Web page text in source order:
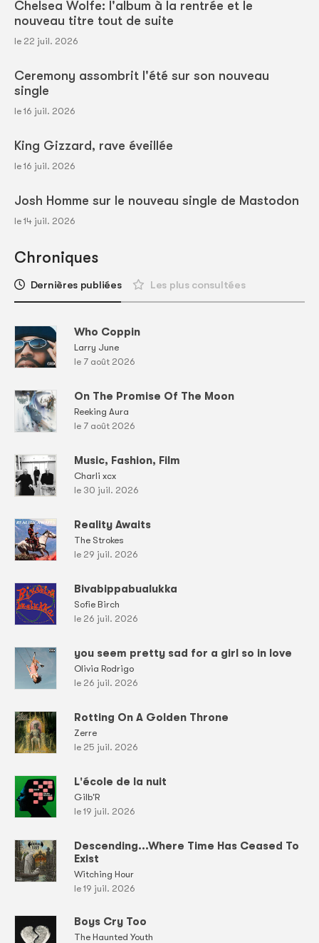
Chelsea Wolfe: l'album à la rentrée et le
nouveau titre tout de suite
le 22 juil. 2026
Ceremony assombrit l'été sur son nouveau
single
le 16 juil. 2026
King Gizzard, rave éveillée
le 16 juil. 2026
Josh Homme sur le nouveau single de Mastodon
le 14 juil. 2026
Chroniques
Dernières publiées Les plus consultées
Who Coppin
Larry June
le 7 août 2026
On The Promise Of The Moon
Reeking Aura
le 7 août 2026
Music, Fashion, Film
Charli xcx
le 30 juil. 2026
Reality Awaits
The Strokes
le 29 juil. 2026
Bivabippabualukka
Sofie Birch
le 26 juil. 2026
you seem pretty sad for a girl so in love
Olivia Rodrigo
le 26 juil. 2026
Rotting On A Golden Throne
Zerre
le 25 juil. 2026
L'école de la nuit
Gilb'R
le 19 juil. 2026
Descending...Where Time Has Ceased To
Exist
Witching Hour
le 19 juil. 2026
Boys Cry Too
The Haunted Youth